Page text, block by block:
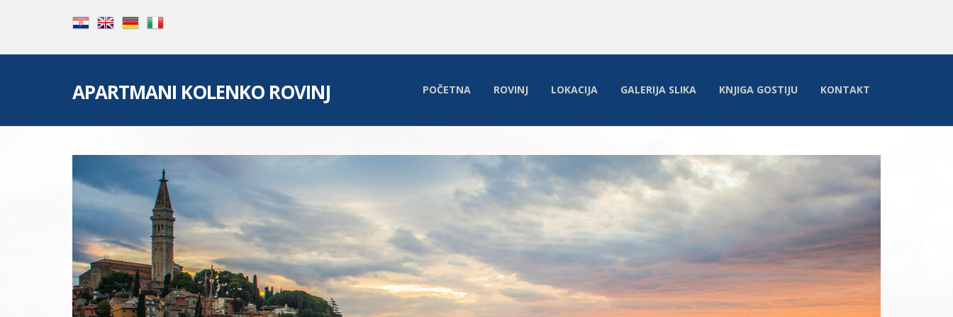
APARTMANI KOLENKO ROVINJ POČETNA ROVINJ LOKACIJA GALERIJA SLIKA KNJIGA GOSTIJU KONTAKT